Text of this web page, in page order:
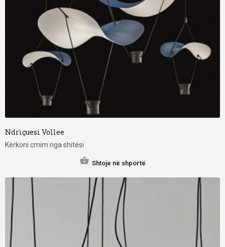
Ndriçuesi Vollee
Kërkoni cmim nga shitësi
Shtoje në shportë